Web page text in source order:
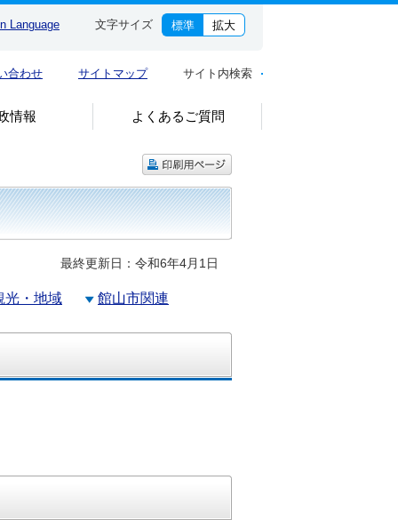
Language 文字サイズ 標準 拡大
合わせ サイトマップ サイト内検索
情報 よくあるご質問
最終更新日：令和6年4月1日
光・地域 館山市関連